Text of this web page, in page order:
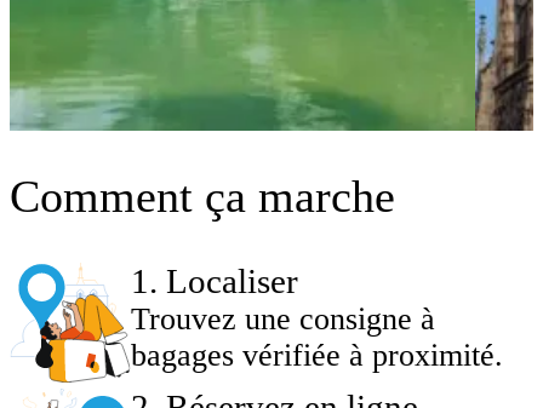
Comment ça marche
1 . Localiser
Trouvez une consigne à
bagages vérifiée à proximité.